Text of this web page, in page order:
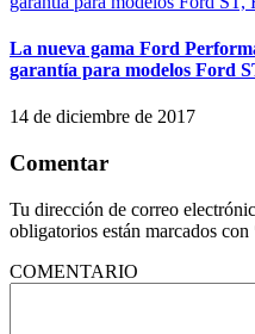
La nueva gama Ford
garantía para modelos Ford
14 de diciembre de 2017
Comentar
Tu dirección de correo
obligatorios están marcados con
COMENTARIO